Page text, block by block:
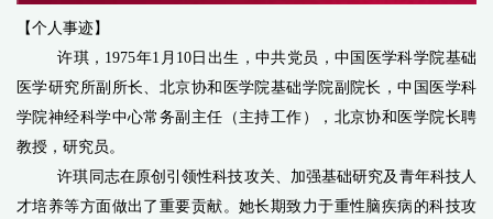
【个人事迹】
许琪，1975年1月10日出生，中共党员，中国医学科学院基础
医学研究所副所长、北京协和医学院基础学院副院长，中国医学科
学院神经科学中心常务副主任（主持工作），北京协和医学院长聘
教授，研究员。
许琪同志在原创引领性科技攻关、加强基础研究及青年科技人
才培养等方面做出了重要贡献。她长期致力于重性脑疾病的科技攻